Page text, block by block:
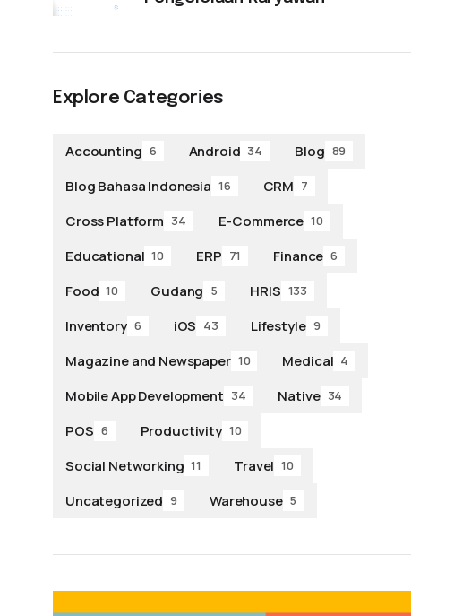
Explore Categories
Accounting 6 Android 34 Blog 89
Blog Bahasa Indonesia 16 CRM 7
Cross Platform 34 E-Commerce 10
Educational 10 ERP 71 Finance 6
Food 10 Gudang 5 HRIS 133
Inventory 6 iOS 43 Lifestyle 9
Magazine and Newspaper 10 Medical 4
Mobile App Development 34 Native 34
POS 6 Productivity 10
Social Networking 11 Travel 10
Uncategorized 9 Warehouse 5